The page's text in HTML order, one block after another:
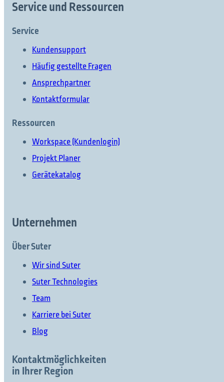
Service und Ressourcen
Service
Kundensupport
Häufig gestellte Fragen
Ansprechpartner
Kontaktformular
Ressourcen
Workspace (Kundenlogin)
Projekt Planer
Gerätekatalog
Unternehmen
Über Suter
Wir sind Suter
Suter Technologies
Team
Karriere bei Suter
Blog
Kontaktmöglichkeiten
in Ihrer Region